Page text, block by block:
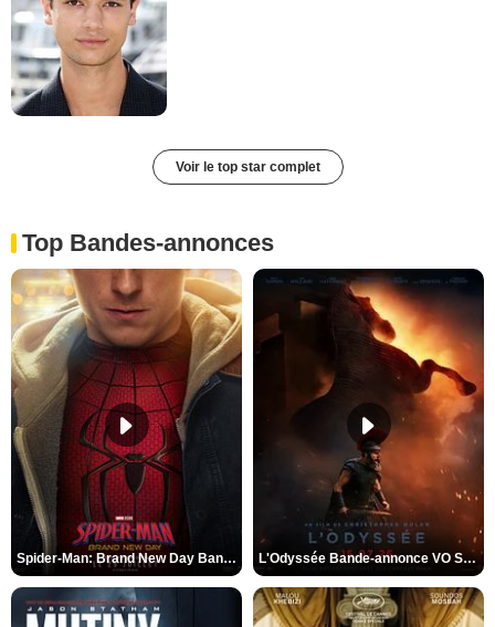
Voir le top star complet
Top Bandes-annonces
Spider-Man: Brand New Day Bande-annonce VO STFR L'Odyssée Bande-annonce VO STFR